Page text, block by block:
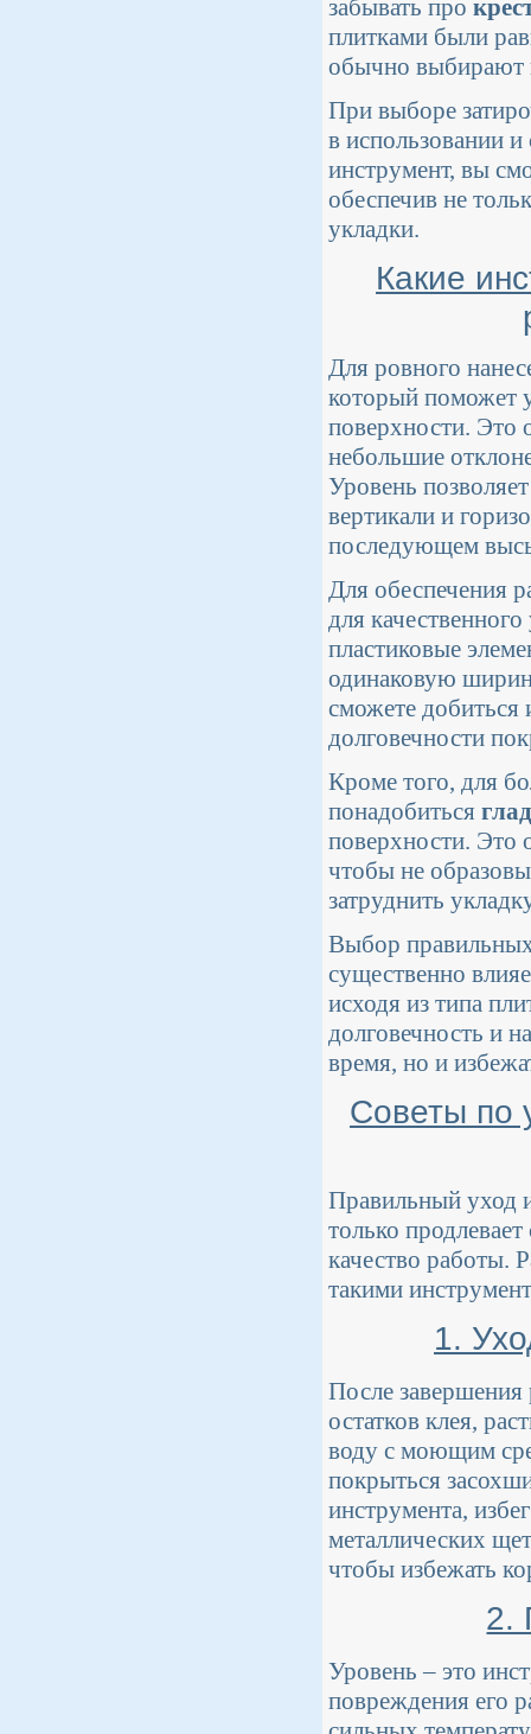
забывать про
плитками были
обычно выбирают
При выборе
в использовании
инструмент, вы
обеспечив не
укладки.
Какие
Для ровного
который поможет
поверхности. Это
небольшие
Уровень
вертикали и
последующем
Для обеспечения
для
пластиковые
одинаковую
сможете добиться
долговечности
Кроме того, для
понадобиться
поверхности. Это
чтобы не
затруднить
Выбор
существенно
исходя из типа
долговечность и
время, но и
Советы по
Правильный уход
только
качество работы.
такими
1.
После завершения
остатков клея,
воду с моющим
покрыться
инструмента,
металлических
чтобы избежать
2.
Уровень – это
повреждения его